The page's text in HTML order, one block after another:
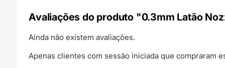
Avaliações do produto "0.3mm Latão
Ainda não existem avaliações.
Apenas clientes com sessão iniciada que compraram